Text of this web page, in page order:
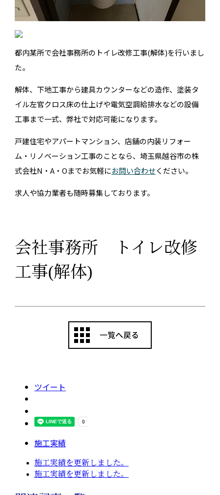
都内某所で会社事務所のトイレ改修工事(解体)を行いまし
た。
解体、下地工事から建具カウンターなどの造作、塗装タ
イル左官クロス床の仕上げや電気空調給排水などの設備
工事まで一式、弊社で対応可能になります。
戸建住宅やアパートマンション、店舗の内装リフォー
ム・リノベーション工事のことなら、埼玉県越谷市の株
式会社N・A・Oまでお気軽にお問い合わせください。
求人や協力業者も随時募集しております。
会社事務所 トイレ改修
工事(解体)
ツイート
施工実績
施工実績を更新しました。
施工実績を更新しました。